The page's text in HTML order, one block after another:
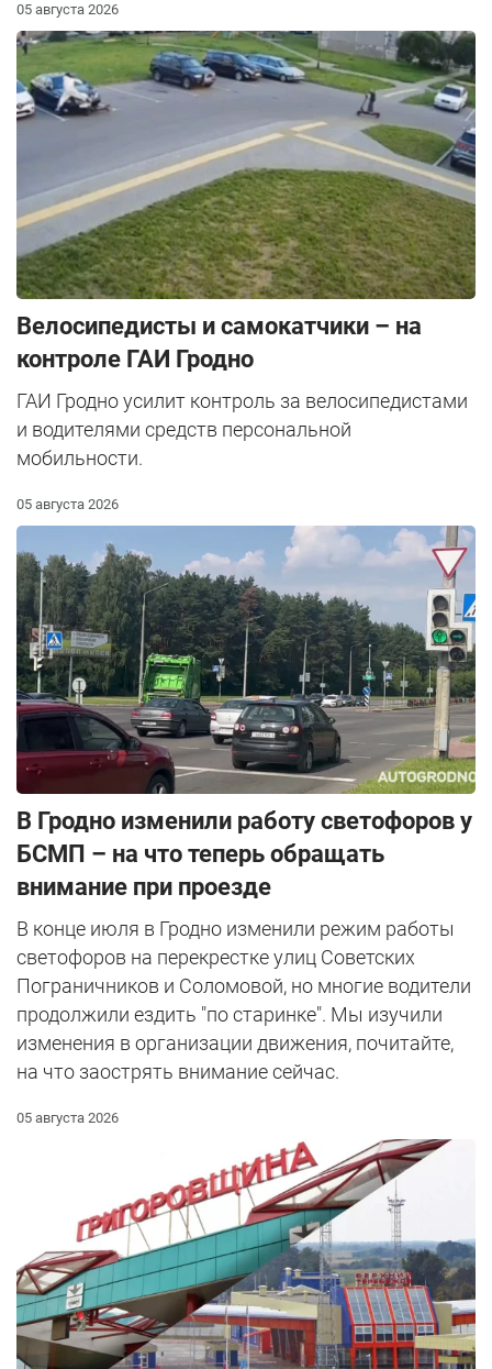
05 августа 2026
Велосипедисты и самокатчики – на
контроле ГАИ Гродно
ГАИ Гродно усилит контроль за велосипедистами
и водителями средств персональной
мобильности.
05 августа 2026
В Гродно изменили работу светофоров у
БСМП – на что теперь обращать
внимание при проезде
В конце июля в Гродно изменили режим работы
светофоров на перекрестке улиц Советских
Пограничников и Соломовой, но многие водители
продолжили ездить "по старинке". Мы изучили
изменения в организации движения, почитайте,
на что заострять внимание сейчас.
05 августа 2026